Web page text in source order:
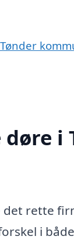
i
det rette
i